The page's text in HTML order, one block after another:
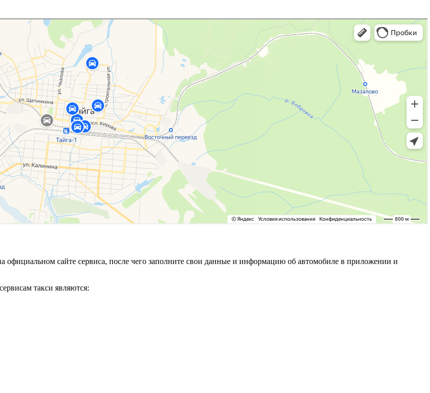
официальном сайте сервиса, после чего заполните свои данные и информацию об автомобиле в приложении и
такси являются: